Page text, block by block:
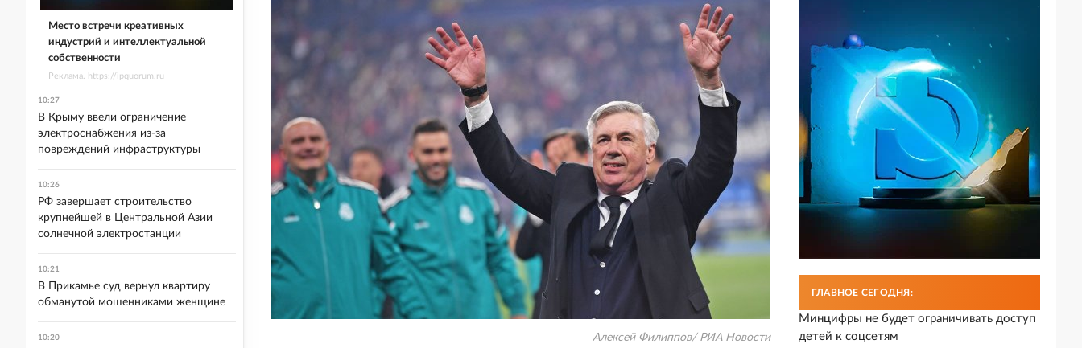
Алексей Филиппов/ РИА Новости
ГЛАВНОЕ СЕГОДНЯ:
Минцифры не будет ограничивать доступ
детей к соцсетям
Место встречи креативных
индустрий и интеллектуальной
собственности
Реклама. https://ipquorum.ru
10:27
В Крыму ввели ограничение
электроснабжения из-за
повреждений инфраструктуры
10:26
РФ завершает строительство
крупнейшей в Центральной Азии
солнечной электростанции
10:21
В Прикамье суд вернул квартиру
обманутой мошенниками женщине
10:20